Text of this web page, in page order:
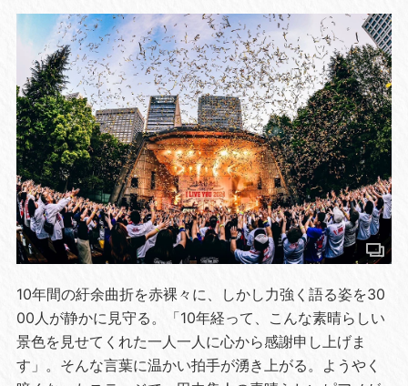
10年間の紆余曲折を赤裸々に、しかし力強く語る姿を30
00人が静かに見守る。「10年経って、こんな素晴らしい
景色を見せてくれた一人一人に心から感謝申し上げま
す」。そんな言葉に温かい拍手が湧き上がる。ようやく